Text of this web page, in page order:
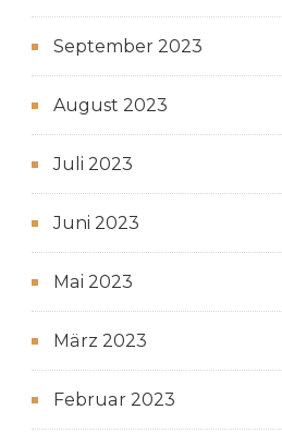
September 2023
August 2023
Juli 2023
Juni 2023
Mai 2023
März 2023
Februar 2023